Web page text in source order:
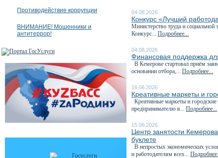
Противодействие коррупции
ВНИМАНИЕ! Мошенники и
антитеррор!
04.08.2026
Конкурс «Лучший
Министерство труда и социальной
Конкурс... Подробнее...
04.08.2026
Финансовая поддержка
В Кемерове стартовал приём
основании отбора,... Подробнее...
16.06.2026
Креативные маркеты и
Креативные маркеты и
предпринимателю в... Подробнее...
15.06.2026
Центр занятости
буклете
В непростых экономических
и работодателям всех...